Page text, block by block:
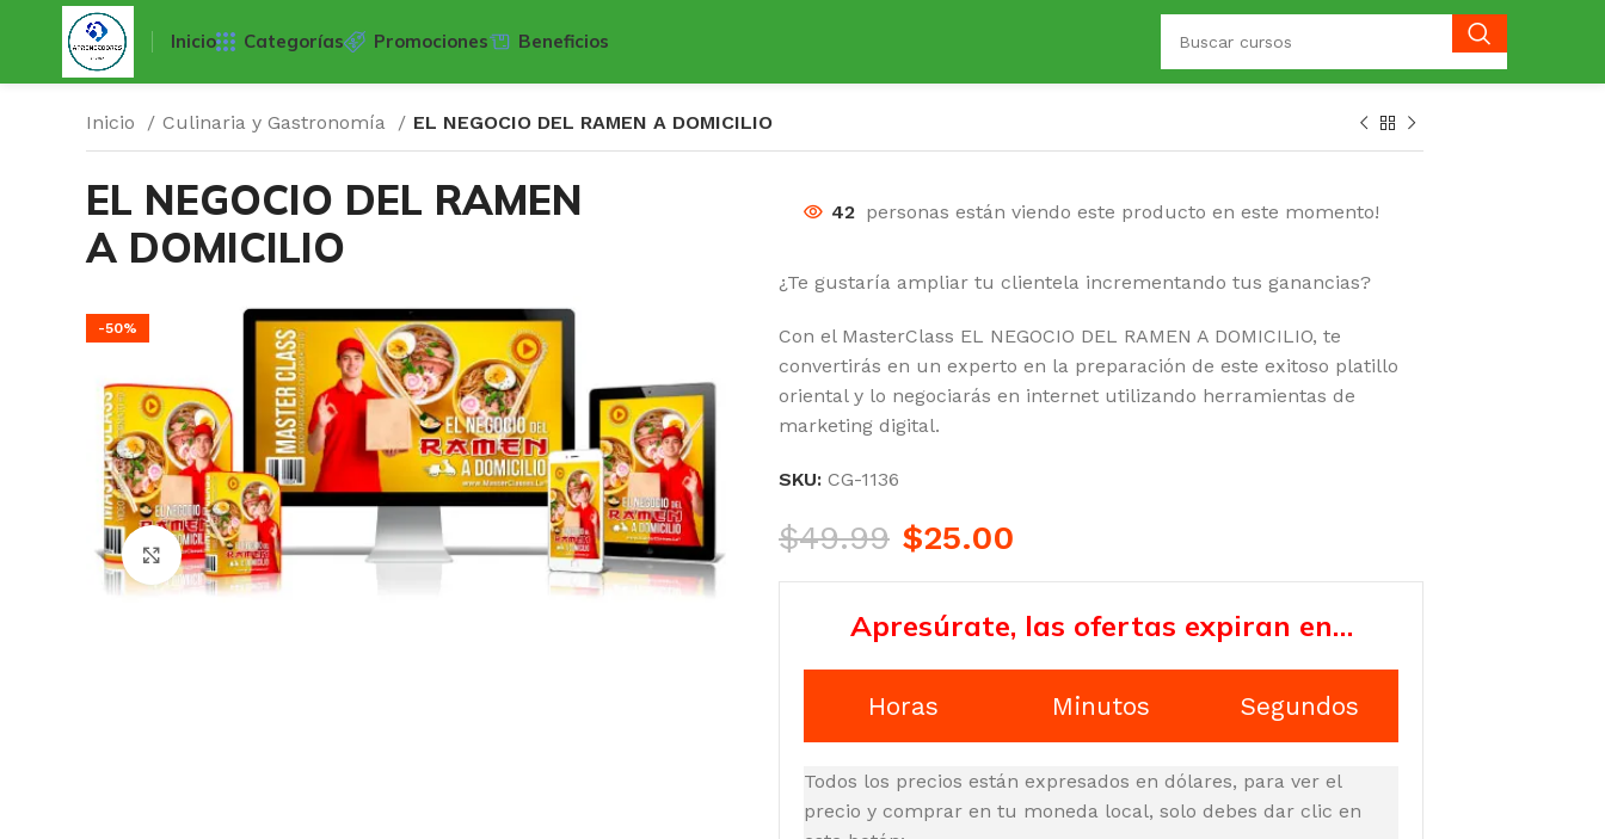
Inicio Categorías Promociones Beneficios
Inicio Culinaria y Gastronomía EL NEGOCIO DEL RAMEN A DOMICILIO
EL NEGOCIO DEL RAMEN
A DOMICILIO
-50%
Click para agrandar
42 personas están viendo este producto en este momento!
¿Te gustaría ampliar tu clientela incrementando tus ganancias?
Con el MasterClass EL NEGOCIO DEL RAMEN A DOMICILIO, te
convertirás en un experto en la preparación de este exitoso platillo
oriental y lo negociarás en internet utilizando herramientas de
marketing digital.
SKU: CG-1136
$49.99 $25.00
Apresúrate, las ofertas expiran en…
Horas Minutos Segundos
Todos los precios están expresados en dólares, para ver el
precio y comprar en tu moneda local, solo debes dar clic en